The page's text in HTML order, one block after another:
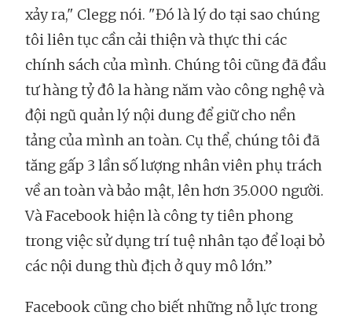
xảy ra," Clegg nói. "Đó là lý do tại sao chúng
tôi liên tục cần cải thiện và thực thi các
chính sách của mình. Chúng tôi cũng đã đầu
tư hàng tỷ đô la hàng năm vào công nghệ và
đội ngũ quản lý nội dung để giữ cho nền
tảng của mình an toàn. Cụ thể, chúng tôi đã
tăng gấp 3 lần số lượng nhân viên phụ trách
về an toàn và bảo mật, lên hơn 35.000 người.
Và Facebook hiện là công ty tiên phong
trong việc sử dụng trí tuệ nhân tạo để loại bỏ
các nội dung thù địch ở quy mô lớn.”
Facebook cũng cho biết những nỗ lực trong